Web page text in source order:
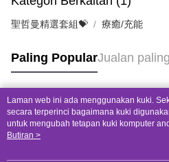
聖哲曼精選套組💝 療癒/充能
Paling PopularJualan
Tag Popular
Laman web ini ada menggunakan kuki.
secara terperinci bagaimana kuki
untuk mengubah tetapan kuki komputer
menggunakan kuki di komputer anda, sila
mengetahui secara terperinci bagaimana
Butiran >